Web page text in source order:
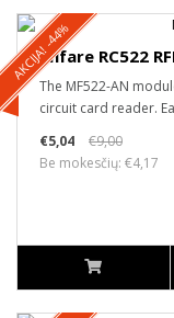
AKCIJA! -44%Mifare RC522
The MF522-AN
circuit card reader.
€5,04
€9,00
Be mokesčių: €4,17